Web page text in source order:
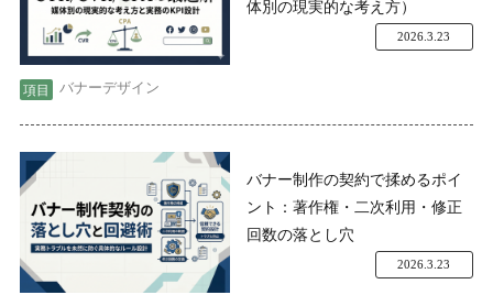
体別の現実的な考え方）
バナーデザイン
2026.3.23
バナー制作の契約で揉めるポイ
ント：著作権・二次利用・修正
回数の落とし穴
2026.3.23